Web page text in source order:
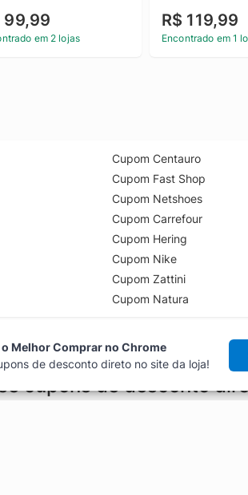
99,99
em 2 lojas
R$ 119,99
Encontrado em 1
Cupom Centauro
Cupom Fast Shop
Cupom Netshoes
Cupom Carrefour
Cupom Hering
Cupom Nike
Cupom Zattini
Cupom Natura
cupons de desconto
Melhor Comprar no Chrome
de desconto direto no site da loja!